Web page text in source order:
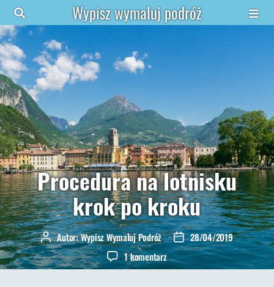
Wypisz wymaluj podróż
Procedura na lotnisku
krok po kroku
Autor
wpisu
Autor:Wypisz Wymaluj Podróż
Data
wpisu
28/04/2019
1 komentarzdo
Procedura